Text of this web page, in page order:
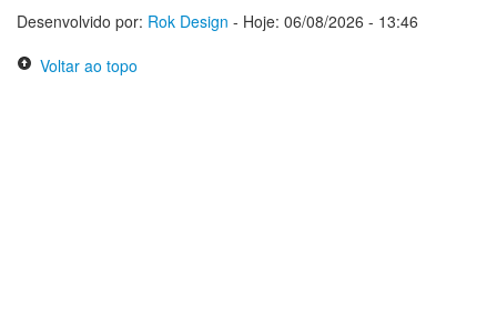
Desenvolvido por: Rok Design - Hoje: 06/08/2026 - 13:46
Voltar ao topo